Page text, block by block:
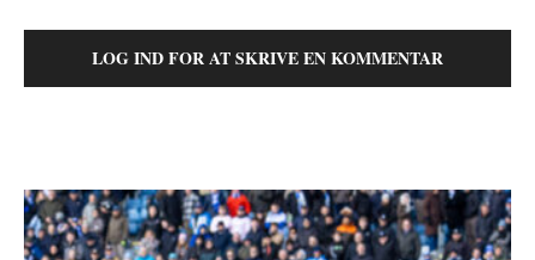
LOG IND FOR AT SKRIVE EN KOMMENTAR